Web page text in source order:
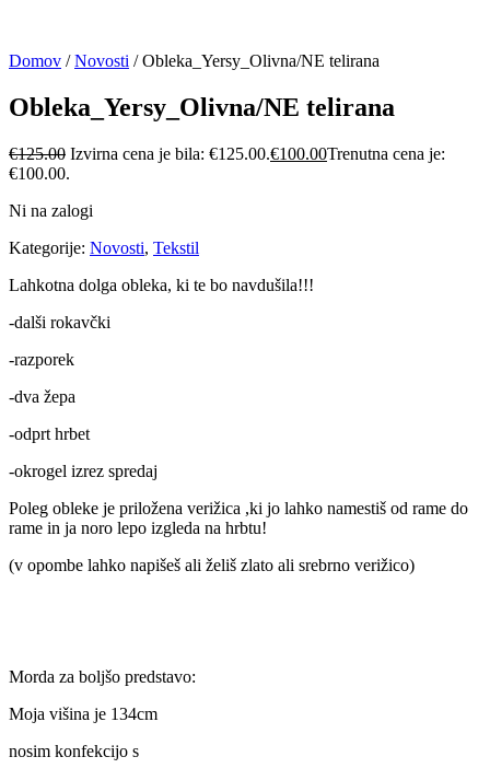
Domov /Novosti / Obleka_Yersy_Olivna/NE telirana
Obleka_Yersy_Olivna/NE telirana
€125.00 Izvirna cena je bila: €125.00.€100.00Trenutna cena je:
€100.00.
Ni na zalogi
Kategorije: Novosti, Tekstil
Lahkotna dolga obleka, ki te bo navdušila!!!
-dalši rokavčki
-razporek
-dva žepa
-odprt hrbet
-okrogel izrez spredaj
Poleg obleke je priložena verižica ,ki jo lahko namestiš od rame do
rame in ja noro lepo izgleda na hrbtu!
(v opombe lahko napišeš ali želiš zlato ali srebrno verižico)
Morda za boljšo predstavo:
Moja višina je 134cm
nosim konfekcijo s